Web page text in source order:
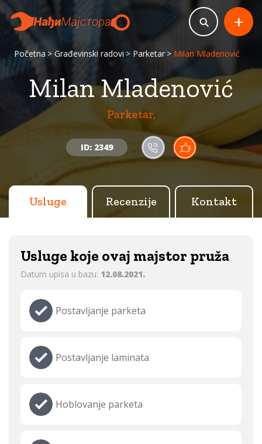
Početna Građevinski radovi Parketar Milan Mladenović
Milan Mladenović
Parketar,
ID: 2349
+
Usluge Recenzije Kontakt
Usluge koje ovaj majstor pruža
Datum upisa u bazu: 12.08.2021.
Postavljanje parketa
Postavljanje laminata
Hoblovanje parketa